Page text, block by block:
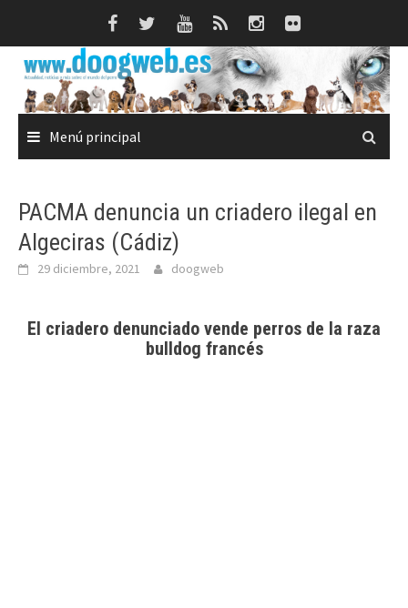
Menú principal
PACMA denuncia un criadero ilegal en
Algeciras (Cádiz)
29 diciembre, 2021 doogweb
El criadero denunciado vende perros de la raza
bulldog francés